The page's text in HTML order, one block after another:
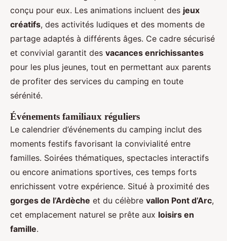
conçu pour eux. Les animations incluent des jeux
créatifs, des activités ludiques et des moments de
partage adaptés à différents âges. Ce cadre sécurisé
et convivial garantit des vacances enrichissantes
pour les plus jeunes, tout en permettant aux parents
de profiter des services du camping en toute
sérénité.
Événements familiaux réguliers
Le calendrier d’événements du camping inclut des
moments festifs favorisant la convivialité entre
familles. Soirées thématiques, spectacles interactifs
ou encore animations sportives, ces temps forts
enrichissent votre expérience. Situé à proximité des
gorges de l’Ardèche et du célèbre vallon Pont d’Arc,
cet emplacement naturel se prête aux loisirs en
famille.